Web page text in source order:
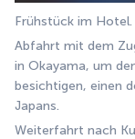
Frühstück im Hotel.
Abfahrt mit dem
in Okayama, um
besichtigen, einen
Japans.
Weiterfahrt nach